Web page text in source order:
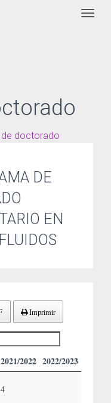
doctorado
DE
EN
Imprimir
2021/2022 2022/2023
4